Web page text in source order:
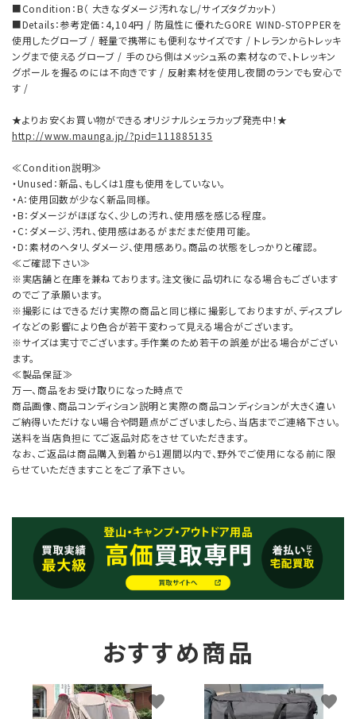
■Condition：B（ 大きなダメージ汚れなし/サイズタグカット）
■Details：参考定価：4,104円 / 防風性に優れたGORE WIND-STOPPERを
使用したグローブ / 軽量で携帯にも便利なサイズです / トレランからトレッキ
ングまで使えるグローブ / 手のひら側はメッシュ系の素材なので、トレッキン
グポールを握るのには不向きです / 反射素材を使用し夜間のランでも安心で
す /
★よりお安くお買い物ができるオリジナルシェラカップ発売中！★
http://www.maunga.jp/?pid=111885135
≪Condition説明≫
・Unused：新品、もしくは1度も使用をしていない。
・A：使用回数が少なく新品同様。
・B：ダメージがほぼなく、少しの汚れ、使用感を感じる程度。
・C：ダメージ、汚れ、使用感はあるがまだまだ使用可能。
・D：素材のヘタリ、ダメージ、使用感あり。商品の状態をしっかりと確認。
≪ご確認下さい≫
※実店舗と在庫を兼ねております。注文後に品切れになる場合もございます
のでご了承願います。
※撮影にはできるだけ実際の商品と同じ様に撮影しておりますが、ディスプレ
イなどの影響により色合が若干変わって見える場合がございます。
※サイズは実寸でございます。手作業のため若干の誤差が出る場合がござい
ます。
≪製品保証≫
万一、商品をお受け取りになった時点で
商品画像、商品コンディション説明と実際の商品コンディションが大きく違い
ご納得いただけない場合や問題点がございましたら、当店までご連絡下さい。
送料を当店負担にてご返品対応をさせていただきます。
なお、ご返品は商品購入到着から1週間以内で、野外でご使用になる前に限
らせていただきますことをご了承下さい。
おすすめ商品
favorite favorite